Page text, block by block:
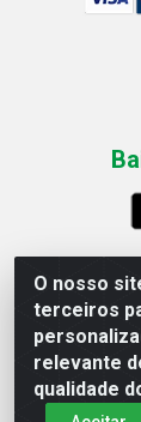
O nosso
terceiros
relevante
qualidade